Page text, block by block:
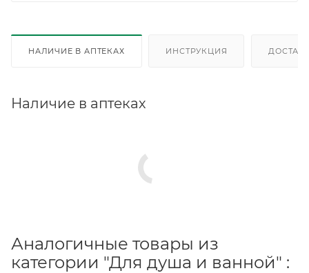
НАЛИЧИЕ В АПТЕКАХ ИНСТРУКЦИЯ
Наличие в аптеках
Аналогичные товары из
категории "Для душа и ванной" :